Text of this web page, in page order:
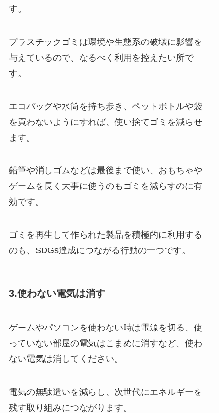
す。
プラスチックゴミは環境や生態系の破壊に影響を
与えているので、なるべく利用を控えたい所で
す。
エコバッグや水筒を持ち歩き、ペットボトルや袋
を買わないようにすれば、使い捨てゴミを減らせ
ます。
鉛筆や消しゴムなどは最後まで使い、おもちゃや
ゲームを長く大事に使うのもゴミを減らすのに有
効です。
ゴミを再生して作られた製品を積極的に利用する
のも、SDGs達成につながる行動の一つです。
3.使わない電気は消す
ゲームやパソコンを使わない時は電源を切る、使
っていない部屋の電気はこまめに消すなど、使わ
ない電気は消してください。
電気の無駄遣いを減らし、次世代にエネルギーを
残す取り組みにつながります。